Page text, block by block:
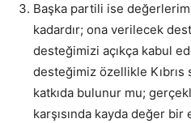
Başka partili ise
kadardır; ona verilecek
desteğimizi açıkça kabul
desteğimiz özellikle
katkıda bulunur mu;
karşısında kayda değer